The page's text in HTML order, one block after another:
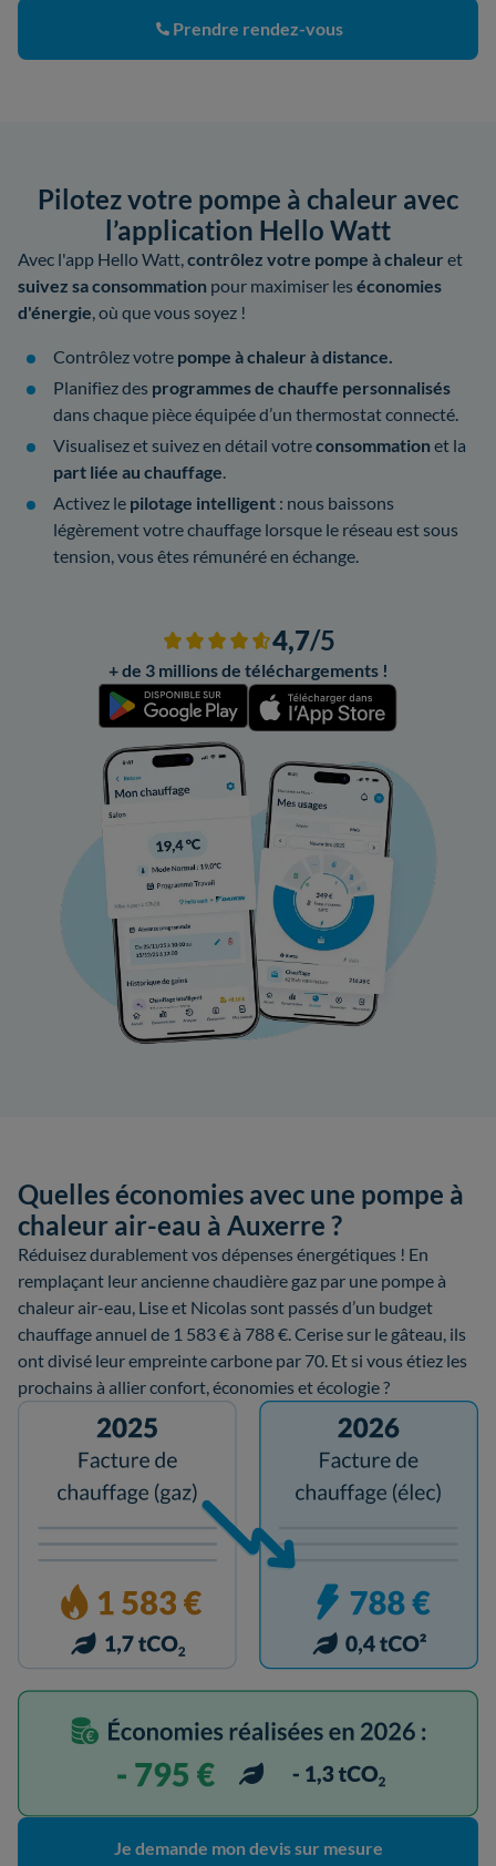
Prendre rendez-vous
Pilotez votre pompe à chaleur avec
l’application Hello Watt
Avec l'app Hello Watt,contrôlez votre pompe à chaleur et
suivez sa consommation pour maximiser les économies
d'énergie, où que vous soyez !
Contrôlez votre pompe à chaleur à distance.
Planifiez des programmes de chauffe personnalisés
dans chaque pièce équipée d’un thermostat connecté.
Visualisez et suivez en détail votreconsommation et la
part liée au chauffage.
Activez le pilotage intelligent : nous baissons
légèrement votre chauffage lorsque le réseau est sous
tension, vous êtes rémunéré en échange.
4,7/5
+ de 3 millions de téléchargements !
Je demande mon devis sur mesure
Quelles économies avec une pompe à
chaleur air-eau à Auxerre ?
Réduisez durablement vos dépenses énergétiques ! En
remplaçant leur ancienne chaudière gaz par une pompe à
chaleur air-eau, Lise et Nicolas sont passés d’un budget
chauffage annuel de 1 583 € à 788 €. Cerise sur le gâteau, ils
ont divisé leur empreinte carbone par 70. Et si vous étiez les
prochains à allier confort, économies et écologie ?